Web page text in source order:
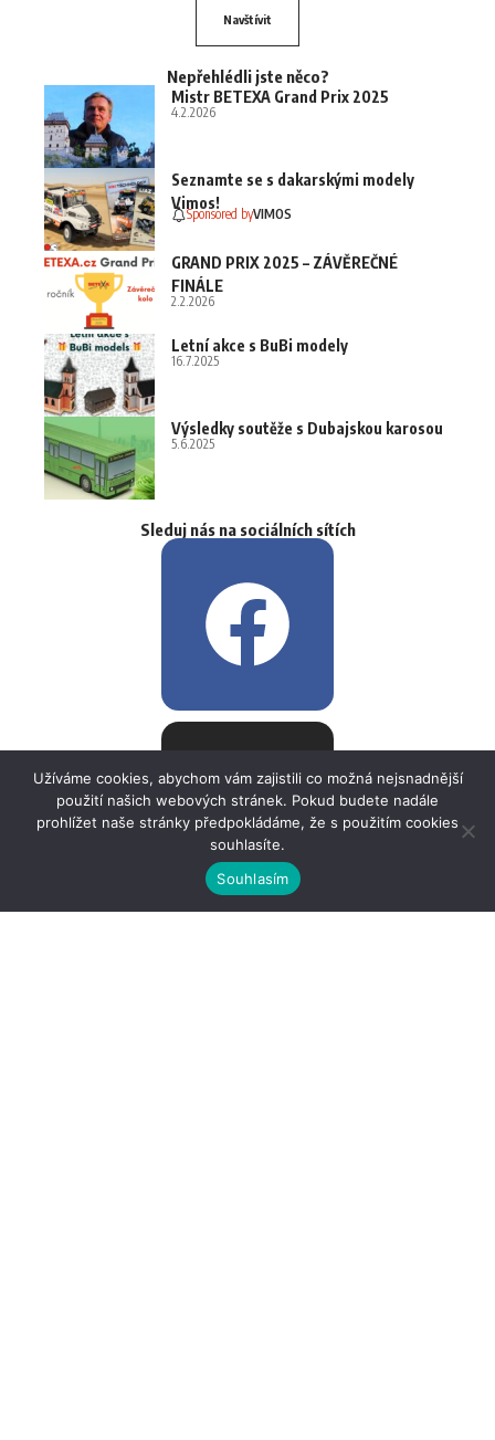
Navštívit
Nepřehlédli jste něco?
Mistr BETEXA Grand Prix 2025
4.2.2026
Seznamte se s dakarskými modely
Vimos!
Sponsored byVIMOS
GRAND PRIX 2025 – ZÁVĚREČNÉ
FINÁLE
2.2.2026
Letní akce s BuBi modely
16.7.2025
Výsledky soutěže s Dubajskou karosou
5.6.2025
Sleduj nás na sociálních sítích
Užíváme cookies, abychom vám zajistili co možná nejsnadnější
použití našich webových stránek. Pokud budete nadále
prohlížet naše stránky předpokládáme, že s použitím cookies
souhlasíte.
Souhlasím